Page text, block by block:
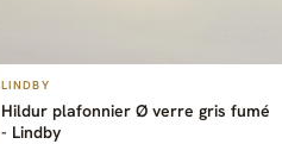
LINDBY
Hildur plafonnier Ø verre gris fumé
- Lindby